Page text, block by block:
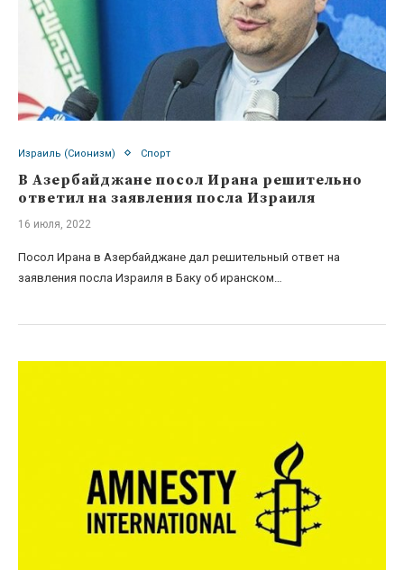
Израиль (Сионизм) Спорт
В Азербайджане посол Ирана решительно
ответил на заявления посла Израиля
16 июля, 2022
Посол Ирана в Азербайджане дал решительный ответ на
заявления посла Израиля в Баку об иранском…